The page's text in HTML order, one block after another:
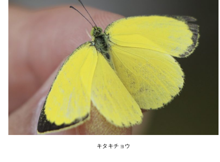
キタキチョウ